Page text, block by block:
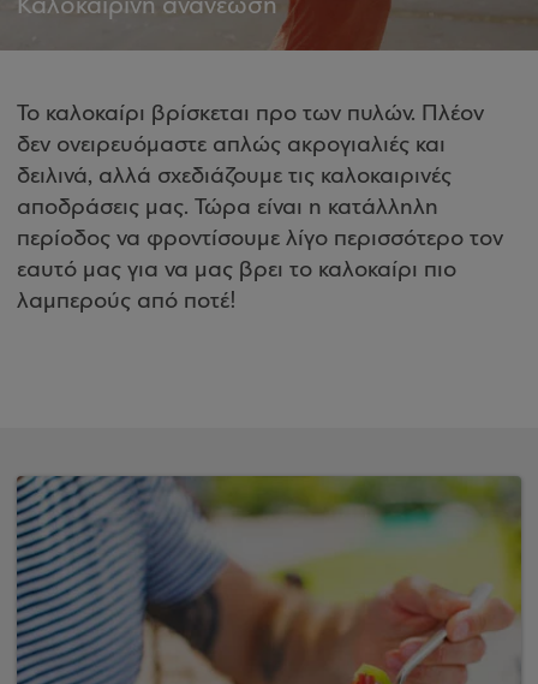
Καλοκαιρινή ανανέωση
Το καλοκαίρι βρίσκεται προ των πυλών. Πλέον
δεν ονειρευόμαστε απλώς ακρογιαλιές και
δειλινά, αλλά σχεδιάζουμε τις καλοκαιρινές
αποδράσεις μας. Τώρα είναι η κατάλληλη
περίοδος να φροντίσουμε λίγο περισσότερο τον
εαυτό μας για να μας βρει το καλοκαίρι πιο
λαμπερούς από ποτέ!